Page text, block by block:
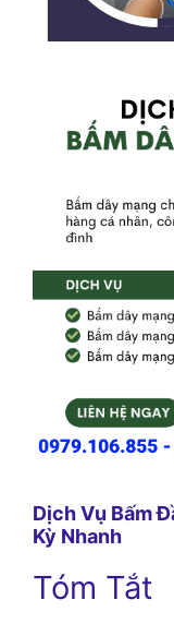
Dịch Vụ Bấm
Kỳ Nhanh
Tóm Tắt